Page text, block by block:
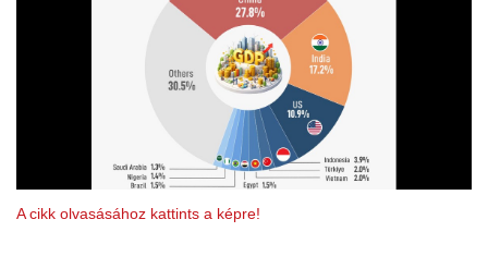
A cikk olvasásához kattints a képre!